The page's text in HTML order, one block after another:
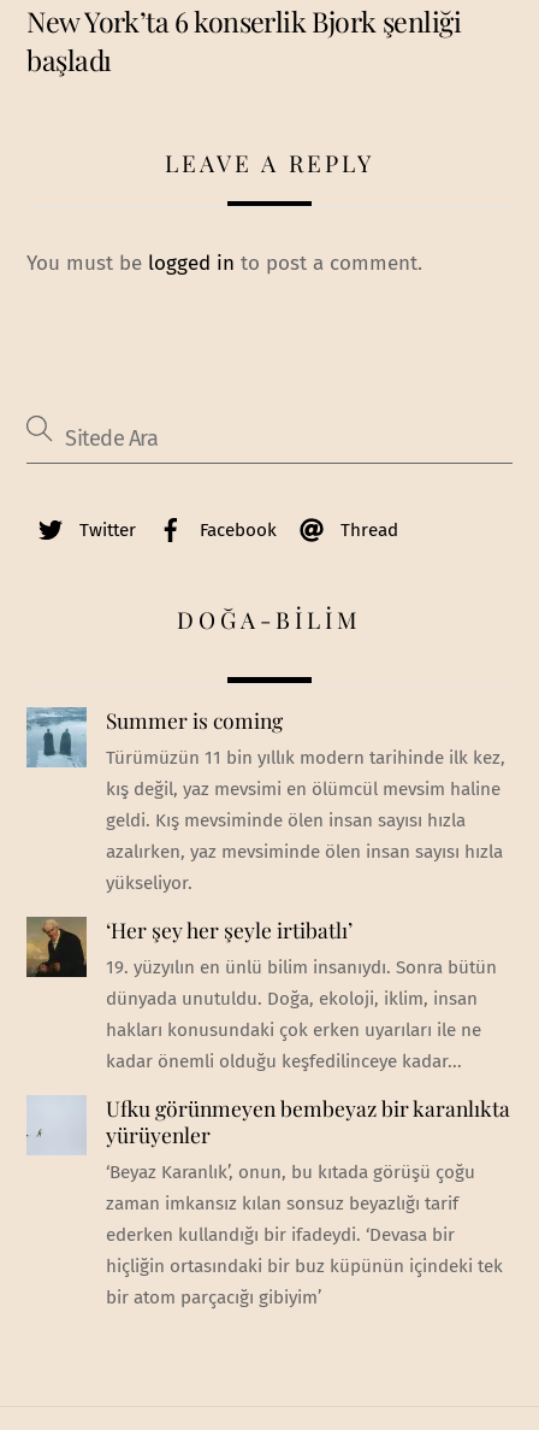
New York’ta 6 konserlik Bjork şenliği
başladı
LEAVE A REPLY
You must be logged in to post a comment.
Twitter Facebook Thread
DOĞA-BİLİM
Summer is coming
Türümüzün 11 bin yıllık modern tarihinde ilk kez,
kış değil, yaz mevsimi en ölümcül mevsim haline
geldi. Kış mevsiminde ölen insan sayısı hızla
azalırken, yaz mevsiminde ölen insan sayısı hızla
yükseliyor.
‘Her şey her şeyle irtibatlı’
19. yüzyılın en ünlü bilim insanıydı. Sonra bütün
dünyada unutuldu. Doğa, ekoloji, iklim, insan
hakları konusundaki çok erken uyarıları ile ne
kadar önemli olduğu keşfedilinceye kadar...
Ufku görünmeyen bembeyaz bir karanlıkta
yürüyenler
‘Beyaz Karanlık’, onun, bu kıtada görüşü çoğu
zaman imkansız kılan sonsuz beyazlığı tarif
ederken kullandığı bir ifadeydi. ‘Devasa bir
hiçliğin ortasındaki bir buz küpünün içindeki tek
bir atom parçacığı gibiyim’